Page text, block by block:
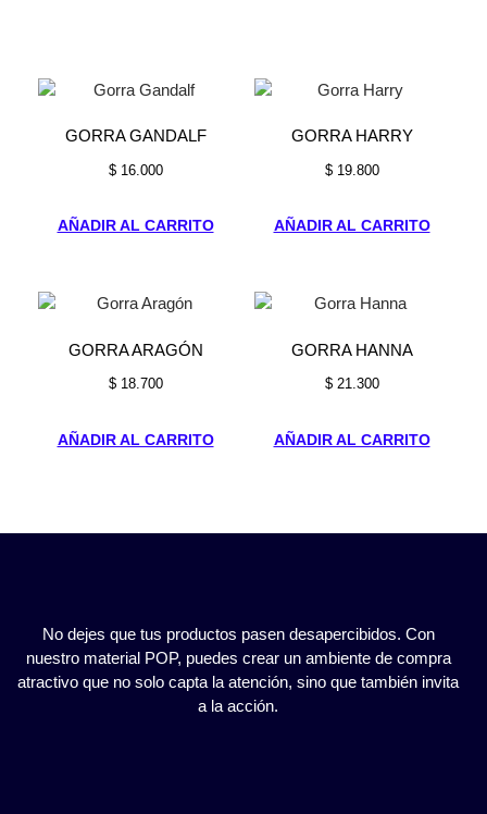
GORRA GANDALF
$16.000
AÑADIR AL CARRITO
GORRA HARRY
$19.800
AÑADIR AL CARRITO
GORRA ARAGÓN
$18.700
AÑADIR AL CARRITO
GORRA HANNA
$21.300
AÑADIR AL CARRITO
No dejes que tus productos pasen desapercibidos. Con
nuestro material POP, puedes crear un ambiente de compra
atractivo que no solo capta la atención, sino que también invita
a la acción.